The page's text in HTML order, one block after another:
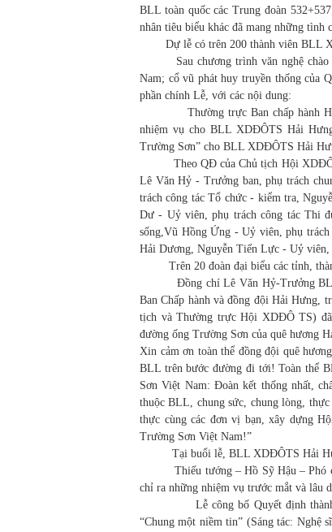
BLL toàn quốc các Trung đoàn
nhân tiêu biểu khác đã mang những
Dự lễ có trên 200 thành viên BLL
Sau chương trình văn nghệ chào
Nam; cổ vũ phát huy truyền thống của
phần chính Lễ, với các nội dung:
Thường trực Ban chấp hành
nhiệm vụ cho BLL XDĐÔTS Hải
Trường Sơn” cho BLL XDĐÔTS
Theo QĐ của Chủ tịch Hội
Lê Văn Hỷ - Trưởng ban, phụ trách
trách công tác Tổ chức - kiểm tra,
Dư - Uỷ viên, phụ trách công tác Thi
sống,Vũ Hồng Ứng - Uỷ viên, phụ
Hải Dương, Nguyễn Tiến Lực - Uỷ
Trên 20 đoàn đại biểu các tỉnh,
Đồng chí Lê Văn Hỷ-Trưởng BLL
Ban Chấp hành và đồng đội Hải
tịch và Thường trực Hội XDĐÔ TS)
đường ống Trường Sơn của quê hương
Xin cảm ơn toàn thể đồng đội quê
BLL trên bước đường đi tới! Toàn thể
Sơn Việt Nam: Đoàn kết thống nhất,
thuộc BLL, chung sức, chung lòng,
thực cùng các đơn vị bạn, xây dựng
Trường Sơn Việt Nam!”
Tại buổi lễ, BLL XDĐÔTS Hải Hưng
Thiếu tướng – Hồ Sỹ Hậu – Phó
chỉ ra những nhiệm vụ trước mắt và
Lễ công bố Quyết định thành lập
“Chung một niềm tin” (Sáng tác: Nghệ